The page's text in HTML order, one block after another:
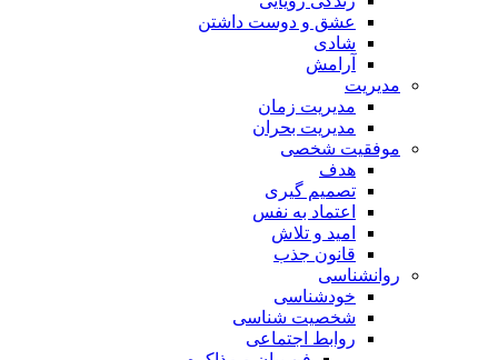
عشق و دوست داشتن
شادی
آرامش
مدیریت
مدیریت زمان
مدیریت بحران
موفقیت شخصی
هدف
تصمیم گیری
اعتماد به نفس
امید و تلاش
قانون جذب
روانشناسی
خودشناسی
شخصیت شناسی
روابط اجتماعی